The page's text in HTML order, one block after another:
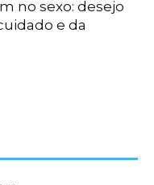
no sexo: desejo
e da